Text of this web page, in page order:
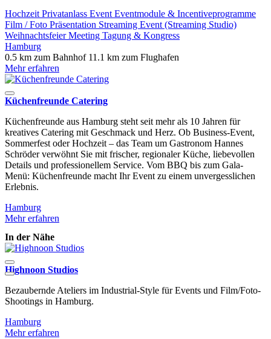
Hochzeit Privatanlass Event Eventmodule & Incentiveprogramme
Film / Foto Präsentation Streaming Event (Streaming Studio)
WeihnachtsfeierMeeting Tagung & Kongress
Hamburg
0.5 km zum Bahnhof 11.1 km zum Flughafen
Mehr erfahren
Küchenfreunde Catering
Küchenfreunde aus Hamburg steht seit mehr als 10 Jahren für
kreatives Catering mit Geschmack und Herz. Ob Business-Event,
Sommerfest oder Hochzeit – das Team um Gastronom Hannes
Schröder verwöhnt Sie mit frischer, regionaler Küche, liebevollen
Details und professionellem Service. Vom BBQ bis zum Gala-
Menü: Küchenfreunde macht Ihr Event zu einem unvergesslichen
Erlebnis.
Hamburg
Mehr erfahren
In der Nähe
Highnoon Studios
Bezaubernde Ateliers im Industrial-Style für Events und Film/Foto-
Shootings in Hamburg.
Hamburg
Mehr erfahren